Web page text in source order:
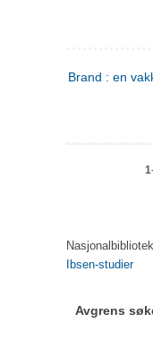
Brand : en
Ibsen-studier
Avgrens